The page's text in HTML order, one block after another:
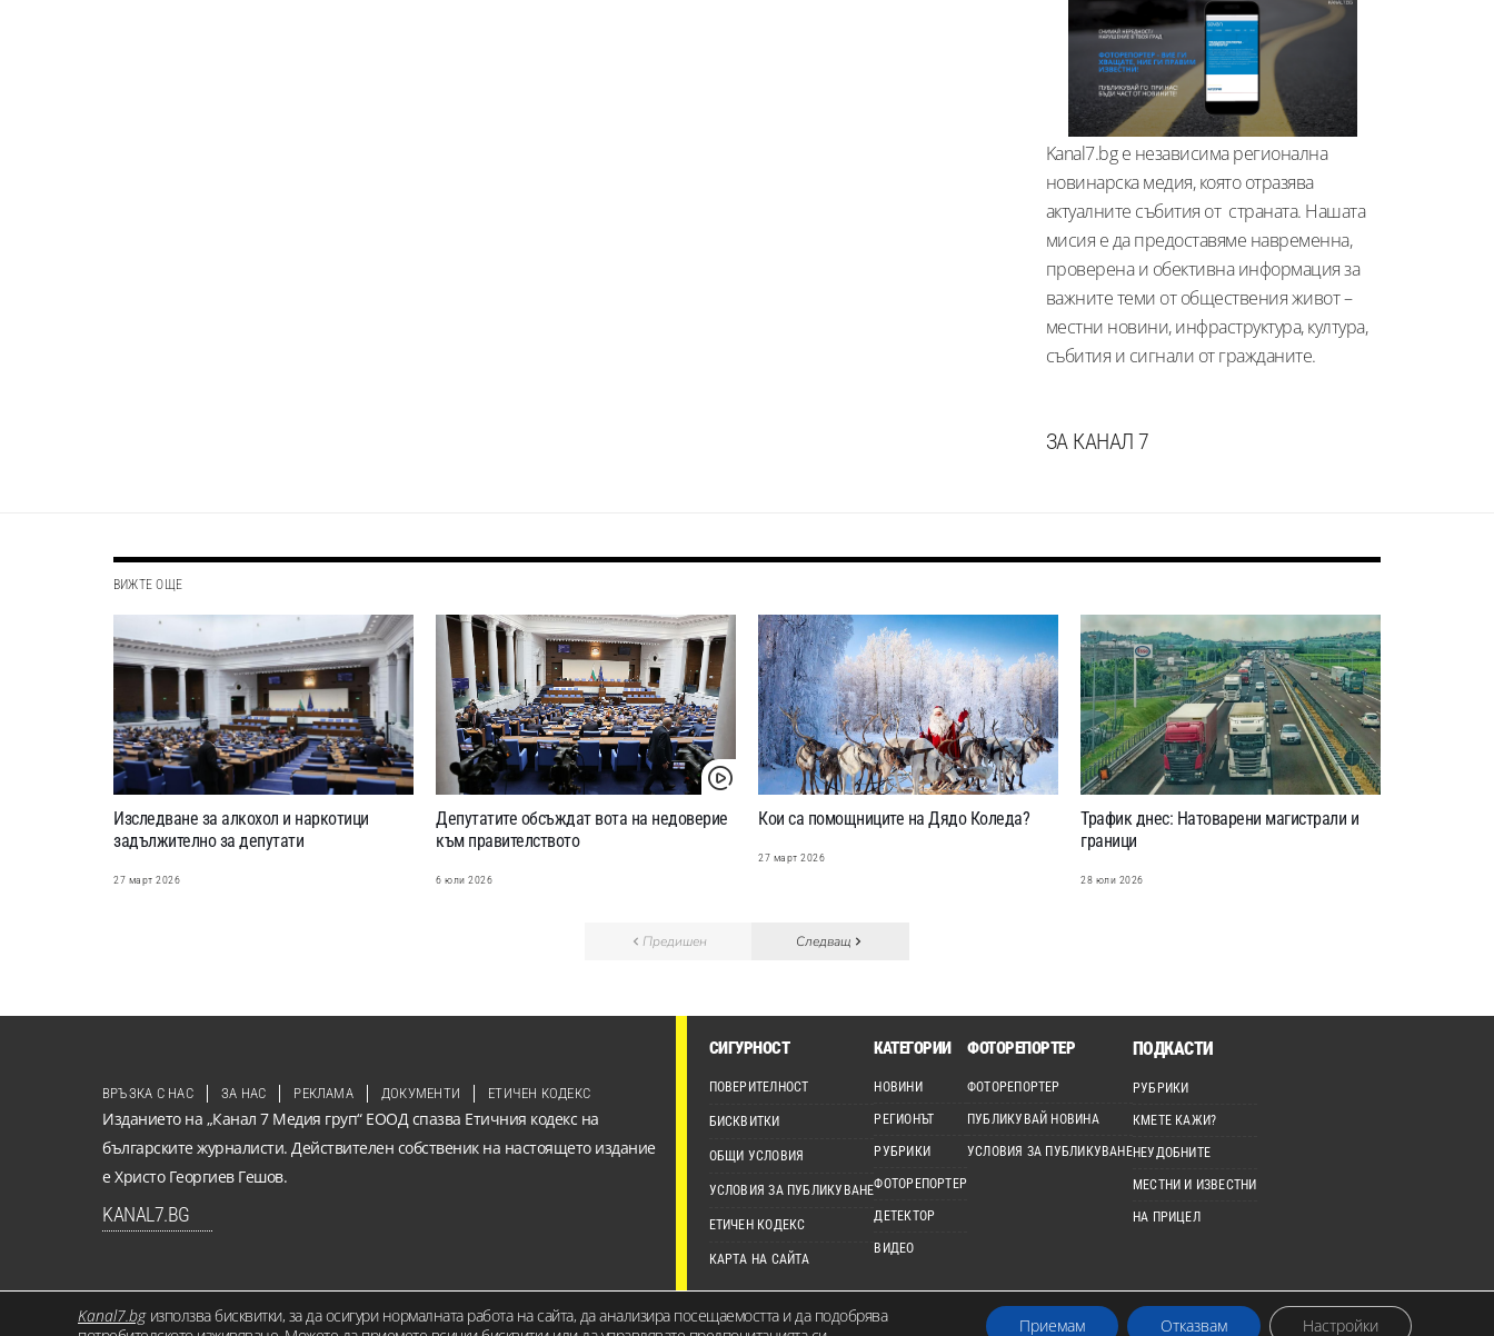
Kanal7.bg е независима регионална
новинарска медия, която отразява
актуалните събития от страната. Нашата
мисия е да предоставяме навременна,
проверена и обективна информация за
важните теми от обществения живот –
местни новини, инфраструктура, култура,
събития и сигнали от гражданите.
ЗА КАНАЛ 7
ВИЖТЕ ОЩЕ
Изследване за алкохол и наркотици
задължително за депутати
27 март 2026
Депутатите обсъждат вота на недоверие
към правителството
6 юли 2026
Кои са помощниците на Дядо Коледа?
27 март 2026
Трафик днес: Натоварени магистрали и
граници
28 юли 2026
Предишен Следващ
Изданието на „Канал 7 Медия груп“ ЕООД спазва Етичния кодекс на
българските журналисти. Действителен собственик на настоящето издание
е Христо Георгиев Гешов.
KANAL7.BG
ВРЪЗКА С НАС ЗА НАС РЕКЛАМА ДОКУМЕНТИ ЕТИЧЕН КОДЕКС
СИГУРНОСТ
ПОВЕРИТЕЛНОСТ
БИСКВИТКИ
ОБЩИ УСЛОВИЯ
УСЛОВИЯ ЗА ПУБЛИКУВАНЕ
ЕТИЧЕН КОДЕКС
КАРТА НА САЙТА
КАТЕГОРИИ
НОВИНИ
РЕГИОНЪТ
РУБРИКИ
ФОТОРЕПОРТЕР
ДЕТЕКТОР
ВИДЕО
ФОТОРЕПОРТЕР
ФОТОРЕПОРТЕР
ПУБЛИКУВАЙ НОВИНА
УСЛОВИЯ ЗА ПУБЛИКУВАНЕ
ПОДКАСТИ
РУБРИКИ
КМЕТЕ КАЖИ?
НЕУДОБНИТЕ
МЕСТНИ И ИЗВЕСТНИ
НА ПРИЦЕЛ
© 2026 KANAL7.BG – МЕСТЕН ГЛАС. Всички права запазени. Съдържанието на сайта е собственост на Канал 7 Медия Груп ЕООД и не може да бъде използвано без изрично разрешение.
Kanal7.bgизползва бисквитки, за да осигури нормалната работа на сайта, да анализира посещаемостта и да подобрява
Приемам Отказвам Настройки